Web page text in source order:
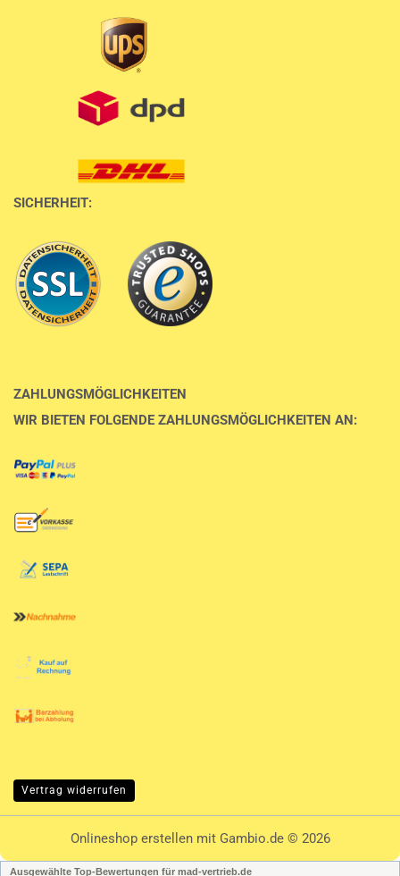
SICHERHEIT:
ZAHLUNGSMÖGLICHKEITEN
WIR BIETEN FOLGENDE ZAHLUNGSMÖGLICHKEITEN AN:
Vertrag widerrufen
Onlineshop erstellenmit Gambio.de © 2026
Ausgewählte Top-Bewertungen für mad-vertrieb.de